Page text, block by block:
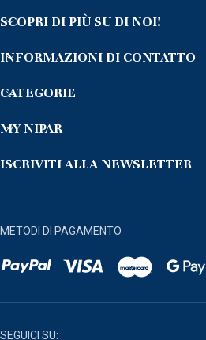
SCOPRI DI PIÙ SU DI NOI!
INFORMAZIONI DI CONTATTO
CATEGORIE
MY NIPAR
ISCRIVITI ALLA NEWSLETTER
METODI DI PAGAMENTO
SEGUICI SU: